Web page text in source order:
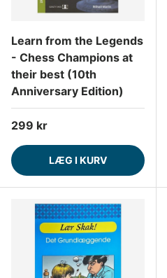
Learn from the Legends
- Chess Champions at
their best (10th
Anniversary Edition)
Normalpris
299 kr
LÆG I KURV